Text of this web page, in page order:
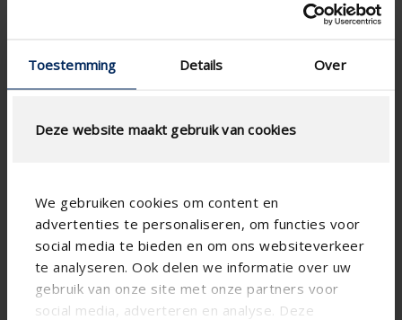
Toestemming Details Over
Deze website maakt gebruik van cookies
We gebruiken cookies om content en
advertenties te personaliseren, om functies voor
social media te bieden en om ons websiteverkeer
te analyseren. Ook delen we informatie over uw
gebruik van onze site met onze partners voor
social media, adverteren en analyse. Deze
Technical specifications